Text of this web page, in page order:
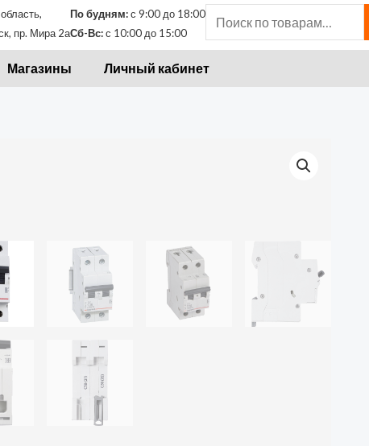
пр. Мира 2а
По будням:с 9:00 до 18:00
Сб-Вс:с 10:00 до 15:00
Искать:
Магазины Личный кабинет